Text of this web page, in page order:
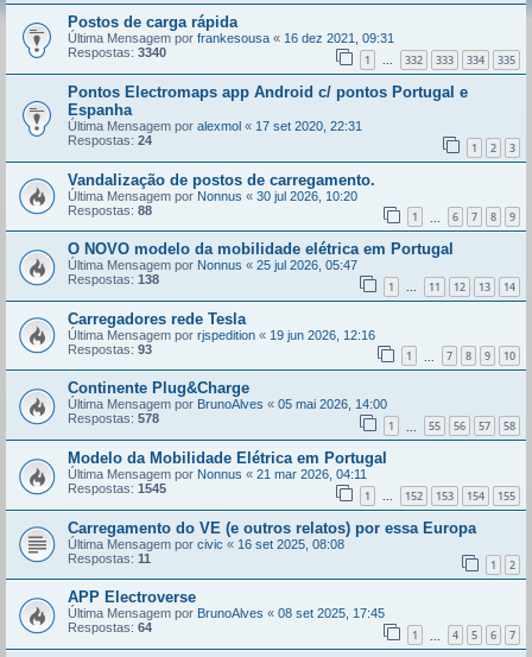
Postos de carga rápida
Última Mensagem por frankesousa « 16 dez 2021, 09:31
Respostas: 3340 1 ... 332 333 334 335
Pontos Electromaps app Android c/ pontos Portugal e
Espanha
Última Mensagem por alexmol « 17 set 2020, 22:31
Respostas: 24 1 2 3
Vandalização de postos de carregamento.
Última Mensagem por Nonnus « 30 jul 2026, 10:20
Respostas: 88 1 6 7 8 9
O NOVO modelo da mobilidade elétrica em Portugal
Última Mensagem por Nonnus « 25 jul 2026, 05:47
Respostas: 138 1 ... 11 12 13 14
Carregadores rede Tesla
Última Mensagem por rjspedition « 19 jun 2026, 12:16
Respostas: 93 1 7 8 9 10
Continente Plug&Charge
Última Mensagem por BrunoAlves « 05 mai 2026, 14:00
Respostas: 578 1 55 56 57 58
Modelo da Mobilidade Elétrica em Portugal
Última Mensagem por Nonnus « 21 mar 2026, 04:11
Respostas: 1545 1 ... 152 153 154 155
Carregamento do VE (e outros relatos) por essa Europa
Última Mensagem por civic « 16 set 2025, 08:08
Respostas: 11 1 2
APP Electroverse
Última Mensagem por BrunoAlves « 08 set 2025, 17:45
Respostas: 64 1 4 5 6 7